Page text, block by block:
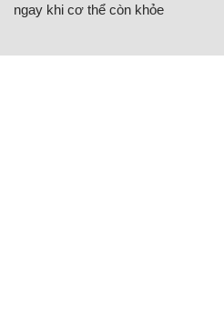
ngay khi cơ thể còn khỏe